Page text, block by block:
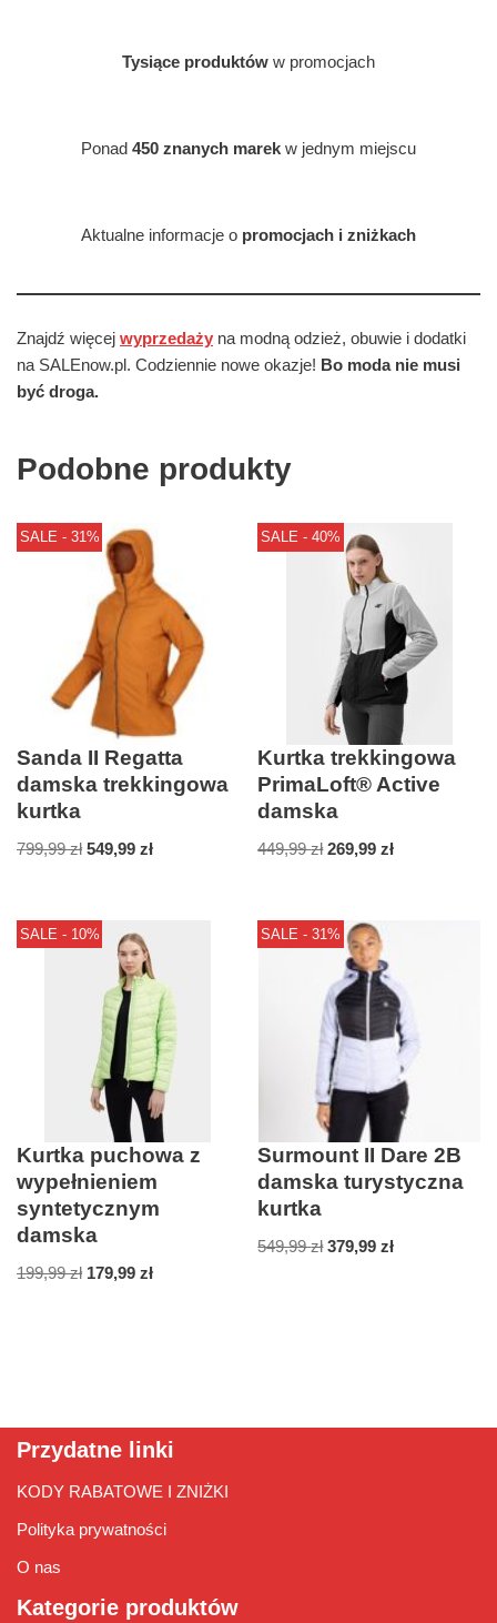
Tysiące produktów w promocjach
Ponad 450 znanych marek w jednym miejscu
Aktualne informacje o promocjach i zniżkach
Znajdź więcej wyprzedaży na modną odzież, obuwie i dodatki
na SALEnow.pl. Codziennie nowe okazje! Bo moda nie musi
być droga.
Podobne produkty
SALE - 31%
Sanda II Regatta
damska trekkingowa
kurtka
799,99zł 549,99 zł
SALE - 40%
Kurtka trekkingowa
PrimaLoft® Active
damska
449,99zł 269,99zł
SALE - 10%
Kurtka puchowa z
wypełnieniem
syntetycznym
damska
199,99zł 179,99 zł
SALE - 31%
Surmount II Dare 2B
damska turystyczna
kurtka
549,99zł 379,99zł
Przydatne linki
KODY RABATOWE I ZNIŻKI
Polityka prywatności
O nas
Kategorie produktów